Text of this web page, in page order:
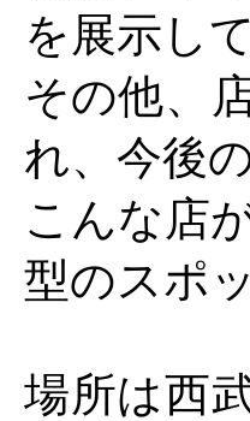
を展示し
その他、
れ、今後
こんな店
型のスポ
場所は西